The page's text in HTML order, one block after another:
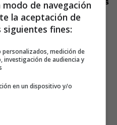
se puede convertir en un
(por otra cosa, claro).
luz
su inspiración.
se ha sentido realmente
de navegación
la aceptación de
siguientes fines:
personalizados, medición de
investigación de audiencia y
en un dispositivo y/o